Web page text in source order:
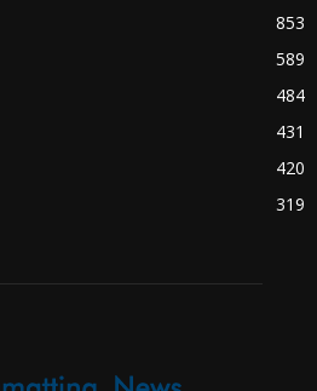
853
589
484
431
420
319